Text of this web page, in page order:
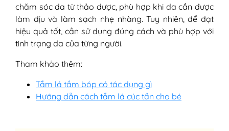
chăm sóc da từ thảo dược, phù hợp khi da cần được
làm dịu và làm sạch nhẹ nhàng. Tuy nhiên, để đạt
hiệu quả tốt, cần sử dụng đúng cách và phù hợp với
tình trạng da của từng người.
Tham khảo thêm:
Tắm lá tầm bóp có tác dụng gì
Hướng dẫn cách tắm lá cúc tần cho bé